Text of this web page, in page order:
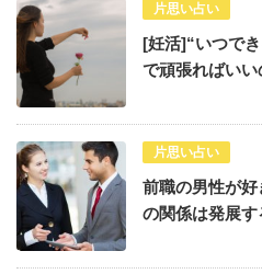
片思い占い
[妊活]“いつで
で頑張ればいい
片思い占い
前職の男性が
の関係は発展